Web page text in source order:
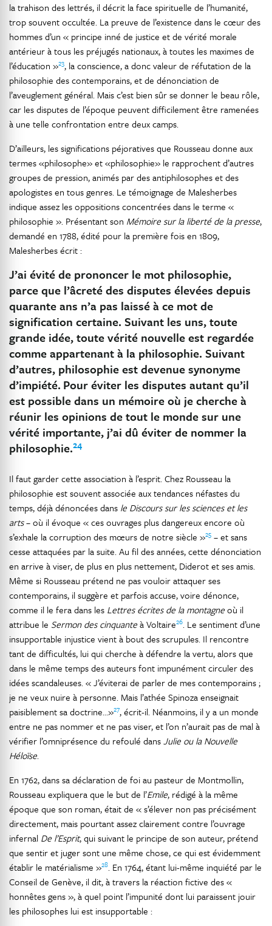
la trahison des lettrés, il décrit la face spirituelle de l’humanité,
trop souvent occultée. La preuve de l’existence dans le cœur des
hommes d’un « principe inné de justice et de vérité morale
antérieur à tous les préjugés nationaux, à toutes les maximes de
l’éducation »23, la conscience, a donc valeur de réfutation de la
philosophie des contemporains, et de dénonciation de
l’aveuglement général. Mais c’est bien sûr se donner le beau rôle,
car les disputes de l’époque peuvent difficilement être ramenées
à une telle confrontation entre deux camps.
D’ailleurs, les significations péjoratives que Rousseau donne aux
termes «philosophe» et «philosophie» le rapprochent d’autres
groupes de pression, animés par des antiphilosophes et des
apologistes en tous genres. Le témoignage de Malesherbes
indique assez les oppositions concentrées dans le terme «
philosophie ». Présentant son Mémoire sur la liberté de la presse,
demandé en 1788, édité pour la première fois en 1809,
Malesherbes écrit :
J’ai évité de prononcer le mot philosophie,
parce que l’âcreté des disputes élevées depuis
quarante ans n’a pas laissé à ce mot de
signification certaine. Suivant les uns, toute
grande idée, toute vérité nouvelle est regardée
comme appartenant à la philosophie. Suivant
d’autres, philosophie est devenue synonyme
d’impiété. Pour éviter les disputes autant qu’il
est possible dans un mémoire où je cherche à
réunir les opinions de tout le monde sur une
vérité importante, j’ai dû éviter de nommer la
philosophie.24
Il faut garder cette association à l’esprit. Chez Rousseau la
philosophie est souvent associée aux tendances néfastes du
temps, déjà dénoncées dans le Discours sur les sciences et les
arts– où il évoque « ces ouvrages plus dangereux encore où
s’exhale la corruption des mœurs de notre siècle »25 – et sans
cesse attaquées par la suite. Au fil des années, cette dénonciation
en arrive à viser, de plus en plus nettement, Diderot et ses amis.
Même si Rousseau prétend ne pas vouloir attaquer ses
contemporains, il suggère et parfois accuse, voire dénonce,
comme il le fera dans les Lettres écrites de la montagneoù il
attribue le Sermon des cinquanteà Voltaire26. Le sentiment d’une
insupportable injustice vient à bout des scrupules. Il rencontre
tant de difficultés, lui qui cherche à défendre la vertu, alors que
dans le même temps des auteurs font impunément circuler des
idées scandaleuses. « J’éviterai de parler de mes contemporains ;
je ne veux nuire à personne. Mais l’athée Spinoza enseignait
paisiblement sa doctrine...»27, écrit-il. Néanmoins, il y a un monde
entre ne pas nommer et ne pas viser, et l’on n’aurait pas de mal à
vérifier l’omniprésence du refoulé dansJulie ou la Nouvelle
Héloïse.
En 1762, dans sa déclaration de foi au pasteur de Montmollin,
Rousseau expliquera que le but de l’Emile, rédigé à la même
époque que son roman, était de « s’élever non pas précisément
directement, mais pourtant assez clairement contre l’ouvrage
infernal De l’Esprit, qui suivant le principe de son auteur, prétend
que sentir et juger sont une même chose, ce qui est évidemment
établir le matérialisme »28. En 1764, étant lui-même inquiété par le
Conseil de Genève, il dit, à travers la réaction fictive des «
honnêtes gens », à quel point l’impunité dont lui paraissent jouir
les philosophes lui est insupportable :